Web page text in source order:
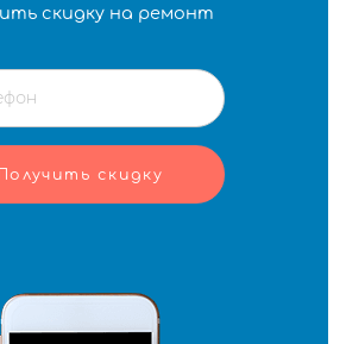
скидку на ремонт